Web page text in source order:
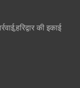
की इकाई